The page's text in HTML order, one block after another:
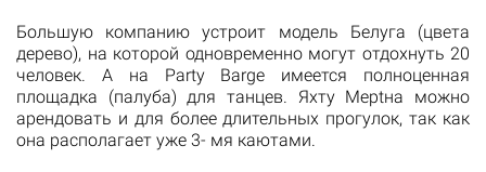
Большую компанию устроит модель Белуга (цвета
дерево), на которой одновременно могут отдохнуть 20
человек. А на Party Barge имеется полноценная
площадка (палуба) для танцев. Яхту Мeрtна можно
арендовать и для более длительных прогулок, так как
она располагает уже 3- мя каютами.